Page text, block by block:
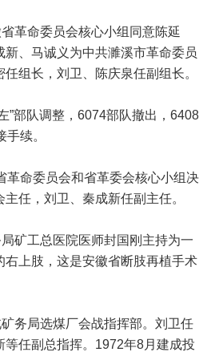
命委员会核心小组同意陈延
新、马诚义为中共濉溪市革命委员
组长，刘卫、陈庆泉任副组长。
部队调整，6074部队撤出，6408
续。
委员会和省革委会核心小组决
任，刘卫、秦成新任副主任。
工总医院医师封国刚主持为一
右上肢，这是安徽省断肢再植手术
局选煤厂会战指挥部。刘卫任
等任副总指挥。1972年8月建成投